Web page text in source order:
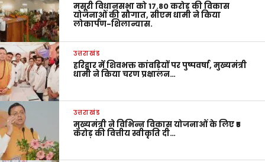
मसूरी विधानसभा को 17.80 करोड़ की विकास
योजनाओं की सौगात, सीएम धामी ने किया
लोकार्पण-शिलान्यास.
उत्तराखंड
हरिद्वार में शिवभक्त कांवड़ियों पर पुष्पवर्षा, मुख्यमंत्री
धामी ने किया चरण प्रक्षालन…
उत्तराखंड
मुख्यमंत्री ने विभिन्न विकास योजनाओं के लिए ₹5
करोड़ की वित्तीय स्वीकृति दी…